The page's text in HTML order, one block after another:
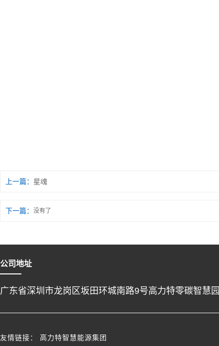
上一篇： 星魂
下一篇： 没有了
公司地址
广东省深圳市龙岗区坂田环城南路9号高力特零碳智慧园
友情链接： 高力特智慧能源集团